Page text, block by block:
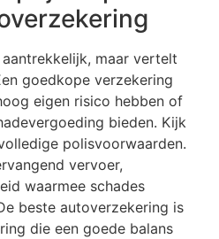
maar vertelt
goedkope verzekering
eigen risico hebben of
bieden. Kijk
polisvoorwaarden.
vervoer,
waarmee schades
beste autoverzekering is
die een goede balans